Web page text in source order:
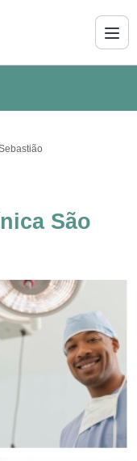
São